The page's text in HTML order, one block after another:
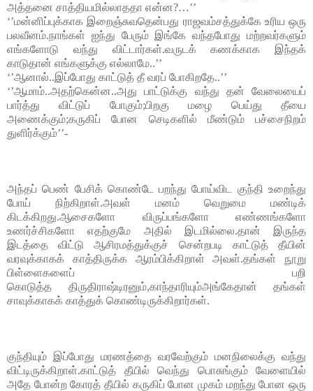
அத்தனை சாத்தியமில்லாததா என்ன?…’’
‘’மன்னிப்புக்காக இறைஞ்சுவதென்பது ராஜவம்சத்துக்கே உரிய ஒரு
பலவீனம்.நாங்கள் ஐந்து பேரும் இங்கே வந்தபோது மற்றவர்களும்
எங்களோடு வந்து விட்டார்கள்.வருடக் கணக்காக இந்தக்
காடுதான் எங்களுக்கு எல்லாமே..’’
‘’ஆனால்..இப்போது காட்டுத் தீ வரப் போகிறதே..’’
‘’ஆமாம்..அதற்கென்ன..அது பாட்டுக்கு வந்து தன் வேலையைப்
பார்த்து விட்டுப் போகும்;பிறகு மழை பெய்து தீயை
அணைக்கும்;கருகிப் போன செடிகளில் மீண்டும் பச்சைநிறம்
துளிர்க்கும்’’-
அந்தப் பெண் பேசிக் கொண்டே பறந்து போய்விட குந்தி உறைந்து
போய் நிற்கிறாள்.அவள் மனம் வெறுமை மண்டிக்
கிடக்கிறது.ஆசைகளோ விருப்பங்களோ எண்ணங்களோ
உணர்ச்சிகளோ எதற்குமே அதில் இடமில்லை.தான் இருந்த
இடத்தை விட்டு ஆசிரமத்துக்குச் சென்றபடி காட்டுத் தீயின்
வரவுக்காகக் காத்திருக்க ஆரம்பிக்கிறாள் அவள்.தங்கள் நூறு
பிள்ளைகளைப் பறி
கொடுத்த திருதிராஷ்டிரனும்,காந்தாரியும்அங்கேதான் தங்கள்
சாவுக்காகக் காத்துக் கொண்டிருக்கிறார்கள்.
குந்தியும் இப்போது மரணத்தை வரவேற்கும் மனநிலைக்கு வந்து
விட்டிருக்கிறாள்.காட்டுத் தீயில் வெந்து பொசுங்கும் வேளையில்
அதே போன்ற கோரத் தீயில் கருகிப் போன முகம் மறந்து போன ஒரு